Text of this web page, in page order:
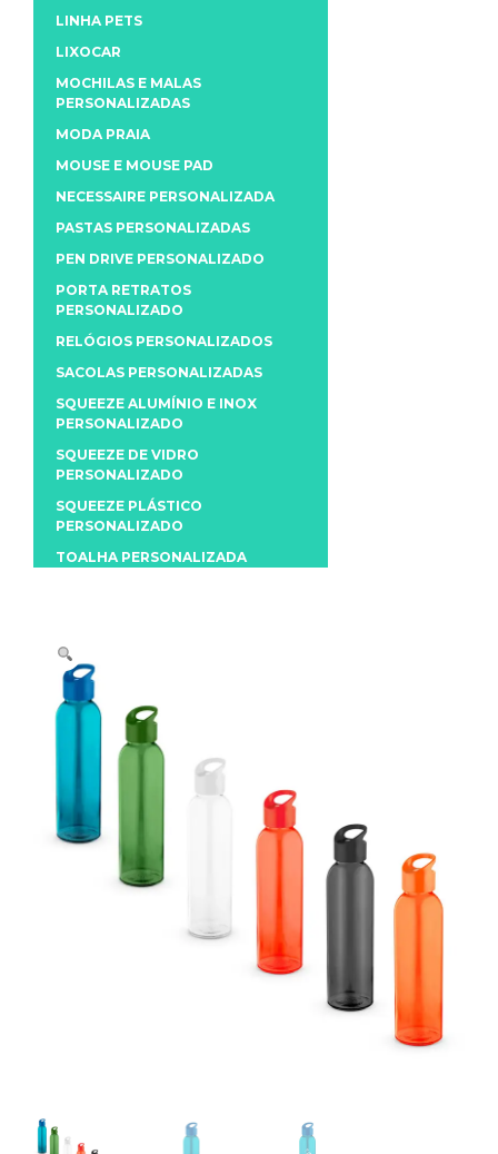
LINHA PETS
LIXOCAR
MOCHILAS E MALAS
PERSONALIZADAS
MODA PRAIA
MOUSE E MOUSE PAD
NECESSAIRE PERSONALIZADA
PASTAS PERSONALIZADAS
PEN DRIVE PERSONALIZADO
PORTA RETRATOS
PERSONALIZADO
RELÓGIOS PERSONALIZADOS
SACOLAS PERSONALIZADAS
SQUEEZE ALUMÍNIO E INOX
PERSONALIZADO
SQUEEZE DE VIDRO
PERSONALIZADO
SQUEEZE PLÁSTICO
PERSONALIZADO
TOALHA PERSONALIZADA